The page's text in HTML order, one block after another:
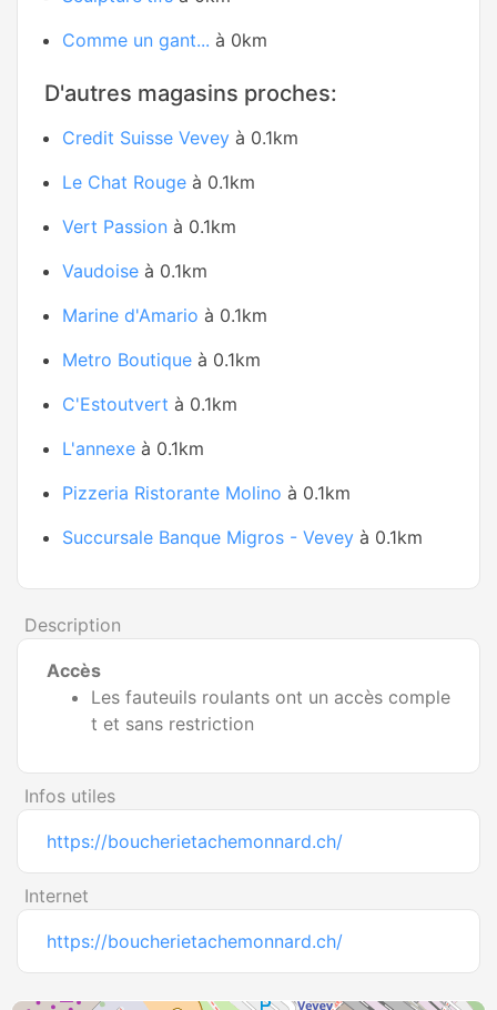
Comme un gant... à 0km
D'autres magasins proches:
Credit Suisse Vevey à 0.1km
Le Chat Rouge à 0.1km
Vert Passion à 0.1km
Vaudoise à 0.1km
Marine d'Amario à 0.1km
Metro Boutique à 0.1km
C'Estoutvert à 0.1km
L'annexe à 0.1km
Pizzeria Ristorante Molino à 0.1km
Succursale Banque Migros - Vevey à 0.1km
Description
Accès
Les fauteuils roulants ont un accès comple
t et sans restriction
Infos utiles
https://boucherietachemonnard.ch/
Internet
https://boucherietachemonnard.ch/